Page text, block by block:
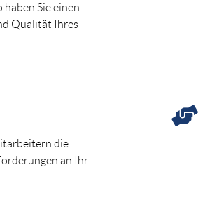
Sie einen
Qualität Ihres
die
an Ihr